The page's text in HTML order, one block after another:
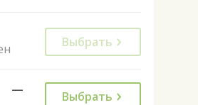
Выбрать
— Выбрать